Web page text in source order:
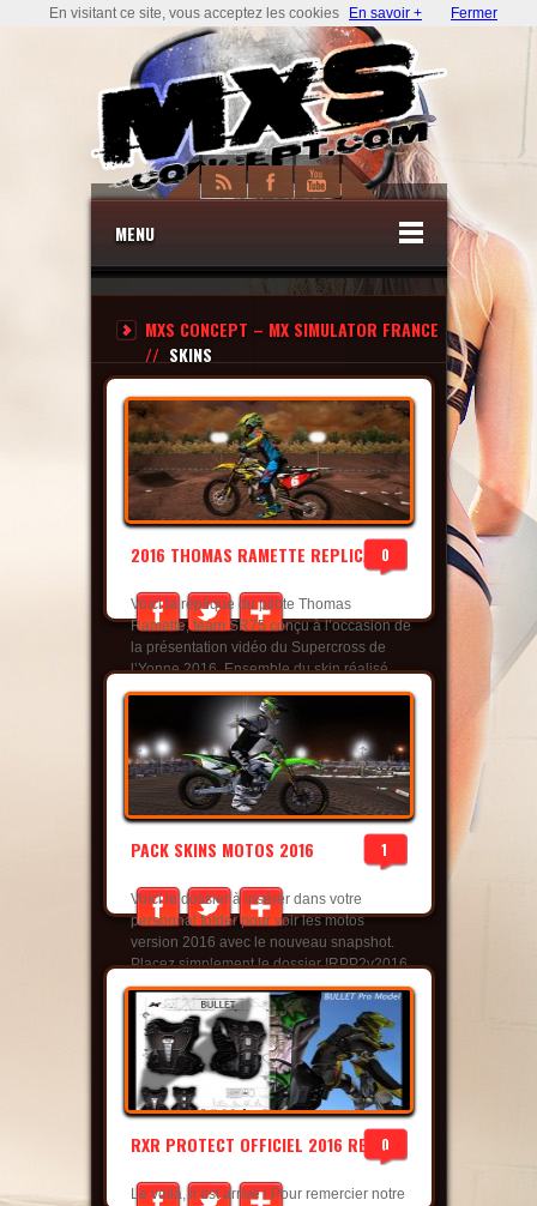
MENU
MXS CONCEPT – MX SIMULATOR FRANCE
// SKINS
0
2016 THOMAS RAMETTE REPLICA
Voici la réplique du pilote Thomas
Ramette, team SR75 conçu à l’occasion de
la présentation vidéo du Supercross de
l’Yonne 2016. Ensemble du skin réalisé
par notre ami ConceptGraff MXS, n’hésitez
pas à aller liker sa page ! [sociallocker
id=7641]>>> CLIC ICI POUR
TELECHARGER <<<[/sociallocker]
Lire la suite
1
PACK SKINS MOTOS 2016
Voici le dossier à insérer dans votre
personnal folder pour voir les motos
version 2016 avec le nouveau snapshot.
Placez simplement le dossier !RPP2v2016
dans votre personnal folder.
Lire la suite
0
RXR PROTECT OFFICIEL 2016 RELE...
Le voilà, il est arrivé ! Pour remercier notre
En visitant ce site, vous acceptez les cookies En savoir + Fermer